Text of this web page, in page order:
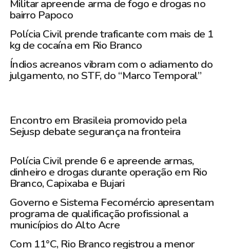
Militar apreende arma de fogo e drogas no
bairro Papoco
Polícia Civil prende traficante com mais de 1
kg de cocaína em Rio Branco
Índios acreanos vibram com o adiamento do
julgamento, no STF, do “Marco Temporal”
Encontro em Brasileia promovido pela
Sejusp debate segurança na fronteira
Polícia Civil prende 6 e apreende armas,
dinheiro e drogas durante operação em Rio
Branco, Capixaba e Bujari
Governo e Sistema Fecomércio apresentam
programa de qualificação profissional a
municípios do Alto Acre
Com 11°C, Rio Branco registrou a menor